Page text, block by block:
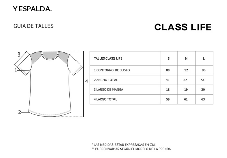
Y ESPALDA.